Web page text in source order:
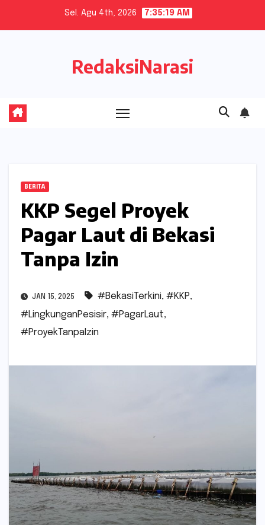
Sel. Agu 4th, 2026 7:35:20 AM
RedaksiNarasi
BERITA
KKP Segel Proyek
Pagar Laut di Bekasi
Tanpa Izin
JAN 15, 2025 #BekasiTerkini, #KKP,
#LingkunganPesisir, #PagarLaut,
#ProyekTanpaIzin